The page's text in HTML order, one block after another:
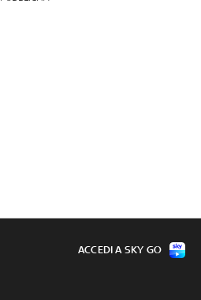
ACCEDI A SKY GO